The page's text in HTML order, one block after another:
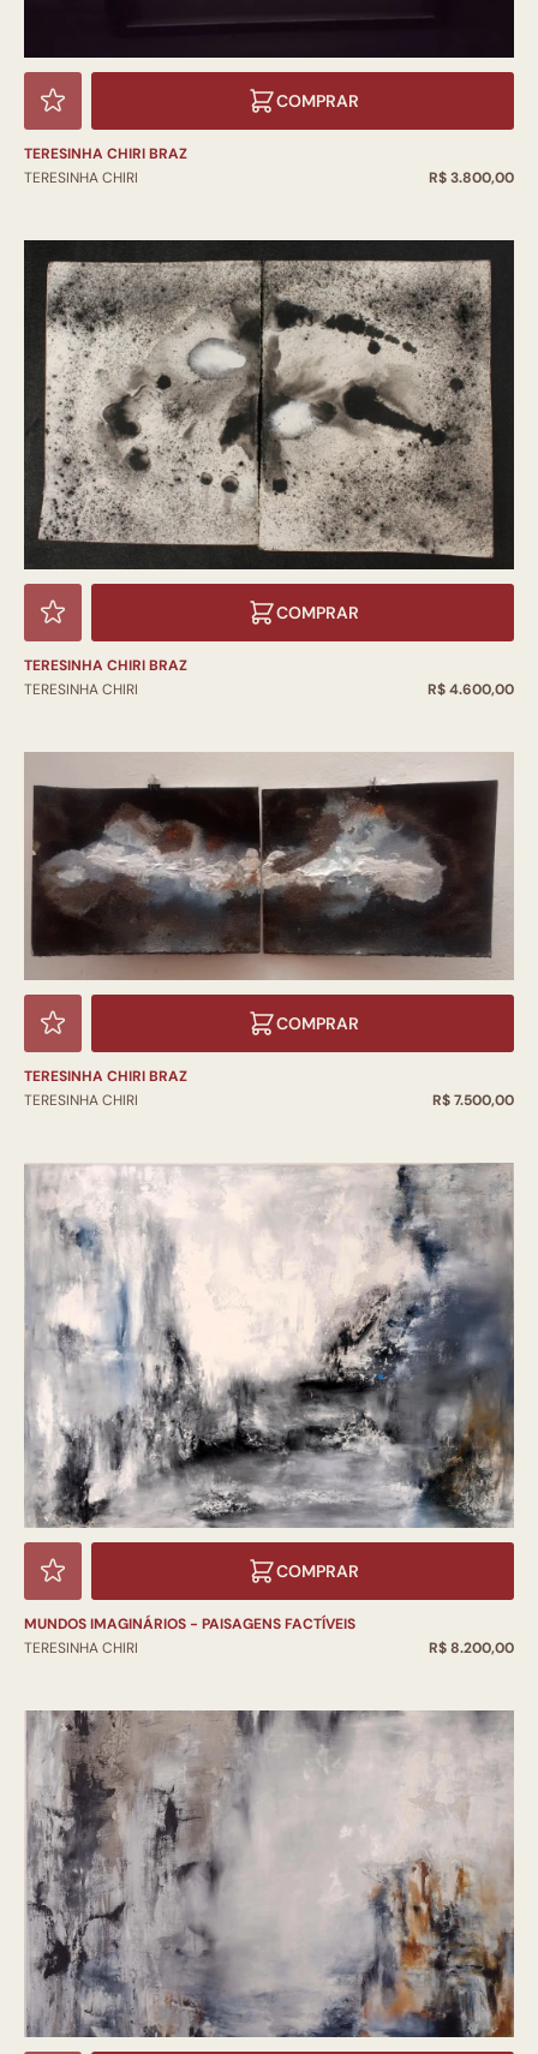
COMPRAR
TERESINHA CHIRI BRAZ
TERESINHA CHIRI
R$ 3.800,00
COMPRAR
TERESINHA CHIRI BRAZ
TERESINHA CHIRI
R$ 4.600,00
COMPRAR
TERESINHA CHIRI BRAZ
TERESINHA CHIRI
R$ 7.500,00
COMPRAR
MUNDOS IMAGINÁRIOS - PAISAGENS FACTÍVEIS
TERESINHA CHIRI
R$ 8.200,00